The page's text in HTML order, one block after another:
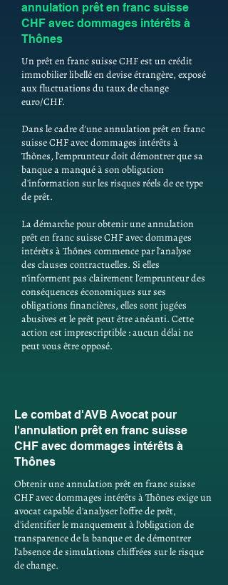
annulation prêt en franc suisse
CHF avec dommages intérêts à
Thônes
Un prêt en franc suisse CHF est un crédit
immobilier libellé en devise étrangère, exposé
aux fluctuations du taux de change
euro/CHF.
Dans le cadre d'une annulation prêt en franc
suisse CHF avec dommages intérêts à
Thônes, l'emprunteur doit démontrer que sa
banque a manqué à son obligation
d'information sur les risques réels de ce type
de prêt.
La démarche pour obtenir une annulation
prêt en franc suisse CHF avec dommages
intérêts à Thônes commence par l'analyse
des clauses contractuelles. Si elles
n'informent pas clairement l'emprunteur des
conséquences économiques sur ses
obligations financières, elles sont jugées
abusives et le prêt peut être anéanti. Cette
action est imprescriptible : aucun délai ne
peut vous être opposé.
Le combat d'AVB Avocat pour
l'annulation prêt en franc suisse
CHF avec dommages intérêts à
Thônes
Obtenir une annulation prêt en franc suisse
CHF avec dommages intérêts à Thônes exige un
avocat capable d'analyser l'offre de prêt,
d'identifier le manquement à l'obligation de
transparence de la banque et de démontrer
l'absence de simulations chiffrées sur le risque
de change.